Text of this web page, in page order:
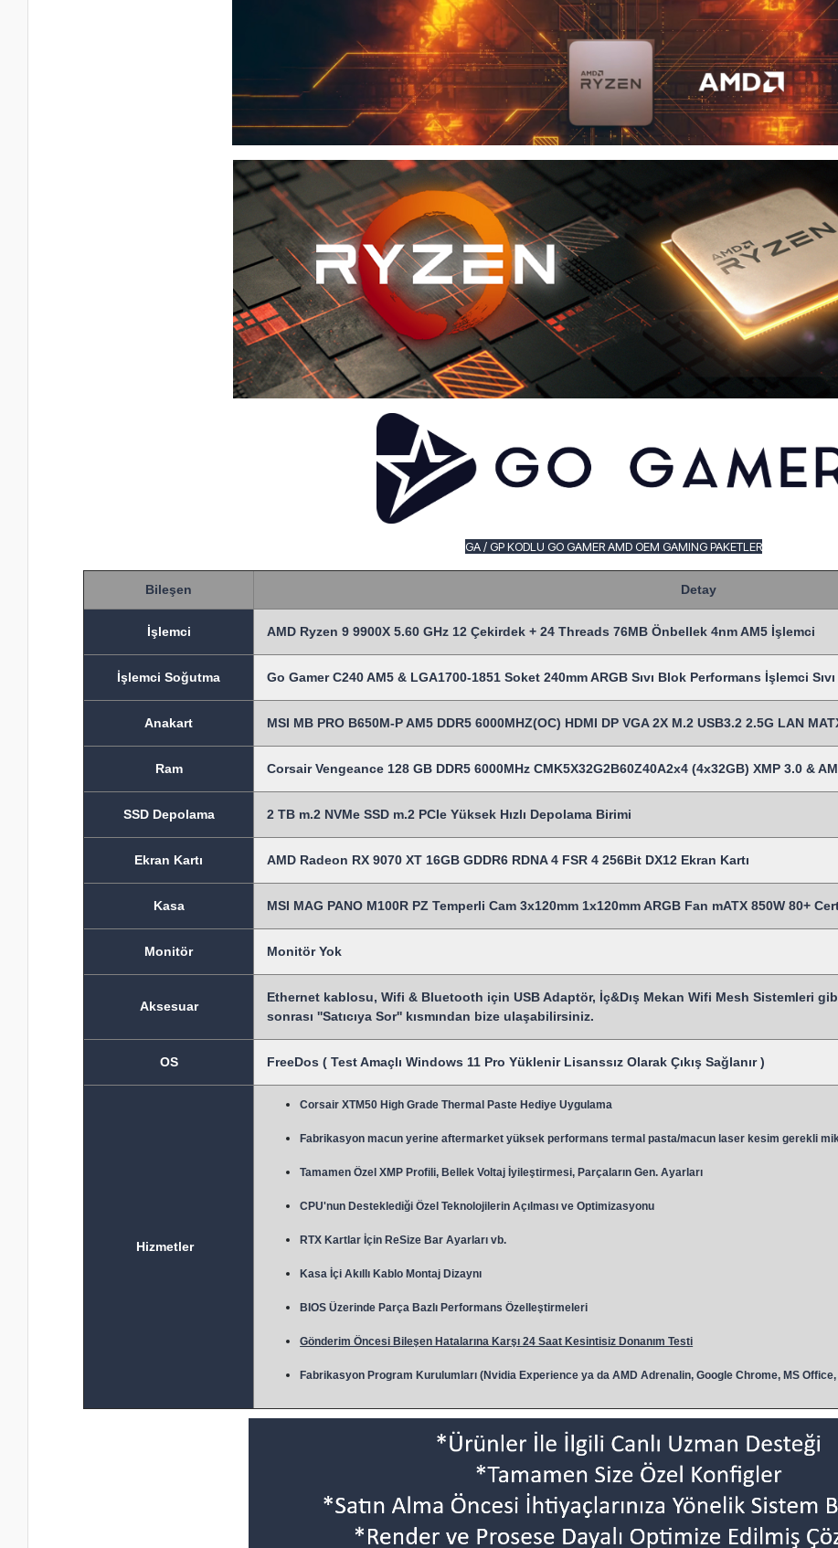
GA / GP KODLU GO GAMER AMD OEM GAMING PAKETLER
Bileşen Detay
İşlemci AMD Ryzen 9 9900X 5.60 GHz 12 Çekirdek + 24 Threads 76MB Önbellek 4nm AM5 İşlemci
İşlemci Soğutma Go Gamer C240 AM5 & LGA1700-1851 Soket 240mm ARGB Sıvı Blok Performans İşlemci
Anakart MSI MB PRO B650M-P AM5 DDR5 6000MHZ(OC) HDMI DP VGA 2X M.2 USB3.2 2.5G LAN
Ram Corsair Vengeance 128 GB DDR5 6000MHz CMK5X32G2B60Z40A2x4 (4x32GB) XMP 3.0 &
SSD Depolama 2 TB m.2 NVMe SSD m.2 PCIe Yüksek Hızlı Depolama Birimi
Ekran Kartı AMD Radeon RX 9070 XT 16GB GDDR6 RDNA 4 FSR 4 256Bit DX12 Ekran Kartı
Kasa MSI MAG PANO M100R PZ Temperli Cam 3x120mm 1x120mm ARGB Fan mATX 850W 80+
Monitör Monitör Yok
Aksesuar
Ethernet kablosu, Wifi & Bluetooth için USB Adaptör, İç&Dış Mekan Wifi Mesh Sistemleri
sonrası ''Satıcıya Sor'' kısmından bize ulaşabilirsiniz.
OS FreeDos ( Test Amaçlı Windows 11 Pro Yüklenir Lisanssız Olarak Çıkış Sağlanır )
Hizmetler
Corsair XTM50 High Grade Thermal Paste Hediye Uygulama
Fabrikasyon macun yerine aftermarket yüksek performans termal pasta/macun laser kesim gerekli
Tamamen Özel XMP Profili, Bellek Voltaj İyileştirmesi, Parçaların Gen. Ayarları
CPU'nun Desteklediği Özel Teknolojilerin Açılması ve Optimizasyonu
RTX Kartlar İçin ReSize Bar Ayarları vb.
Kasa İçi Akıllı Kablo Montaj Dizaynı
BIOS Üzerinde Parça Bazlı Performans Özelleştirmeleri
Gönderim Öncesi Bileşen Hatalarına Karşı 24 Saat Kesintisiz Donanım Testi
Fabrikasyon Program Kurulumları (Nvidia Experience ya da AMD Adrenalin, Google Chrome, MS